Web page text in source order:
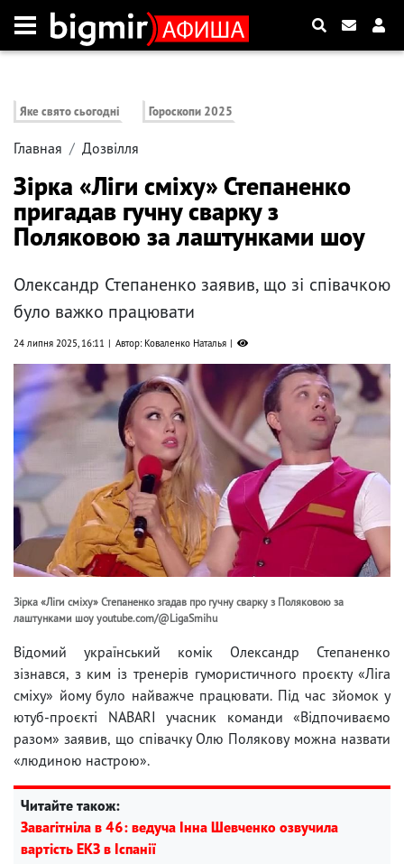
Яке свято сьогодні Гороскопи 2025
Главная Дозвілля
Зірка «Ліги сміху» Степаненко
пригадав гучну сварку з
Поляковою за лаштунками шоу
Олександр Степаненко заявив, що зі співачкою
було важко працювати
24 липня 2025, 16:11 Автор: Коваленко Наталья
Зірка «Ліги сміху» Степаненко згадав про гучну сварку з Поляковою за
лаштунками шоу youtube.com/@LigaSmihu
Відомий український комік Олександр Степаненко
зізнався, з ким із тренерів гумористичного проєкту «Ліга
сміху» йому було найважче працювати. Під час зйомок у
ютуб-проєкті NABARI учасник команди «Відпочиваємо
разом» заявив, що співачку Олю Полякову можна назвати
«людиною настрою».
Читайте також:
Завагітніла в 46: ведуча Інна Шевченко озвучила
вартість ЕКЗ в Іспанії